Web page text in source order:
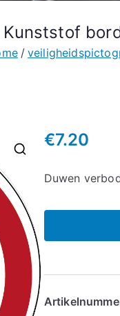
Kunststof
€7.20
Duwen